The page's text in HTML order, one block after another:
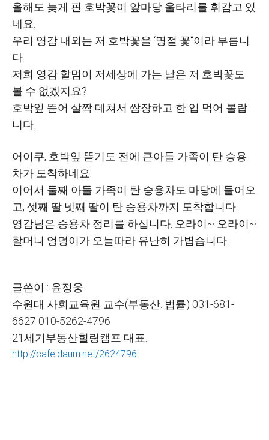
올해도 늦게 핀 호박꽃이 앞마당 울타리를 휘감고 있
네요
우리 영감 내외는 저 호박꽃을 ‘명절 꽃“이라 부릅니
다
저희 영감 할멈이 저세상에 가는 날은 저 호박꽃도
볼 수 없겠지요?
호박잎 뜯어 살짝 데쳐서 쌈장하고 한 입 먹어 볼랍
니다
어이쿠, 호박잎 뜯기도 전에 큰아들 가족이 탄 승용
차가 도착하네요
이어서 둘째 아들 가족이 탄 승용차도 마당에 들어오
고, 셋째 딸 넷째 딸이 탄 승용차까지 도착합니다
영감님은 승용차 정리를 하십니다 오라이~ 오라이~
할머니 엉덩이가 오늘따라 유난히 가볍습니다
글쓴이 : 윤정웅
수원대 사회교육원 교수(부동산 법률) 031-681-
6627 010-5262-4796
21세기부동산힐링캠프 대표
http://cafe.daum.net/2624796